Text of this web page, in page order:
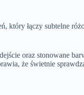
który łączy subtelne
oraz stonowane
że świetnie